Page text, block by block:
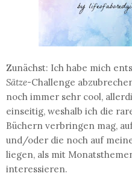
Zunächst: Ich habe mich
Sätze-Challenge
noch immer sehr cool,
einseitig, weshalb ich die
Büchern verbringen mag,
und/oder die noch auf
liegen, als mit
interessieren.